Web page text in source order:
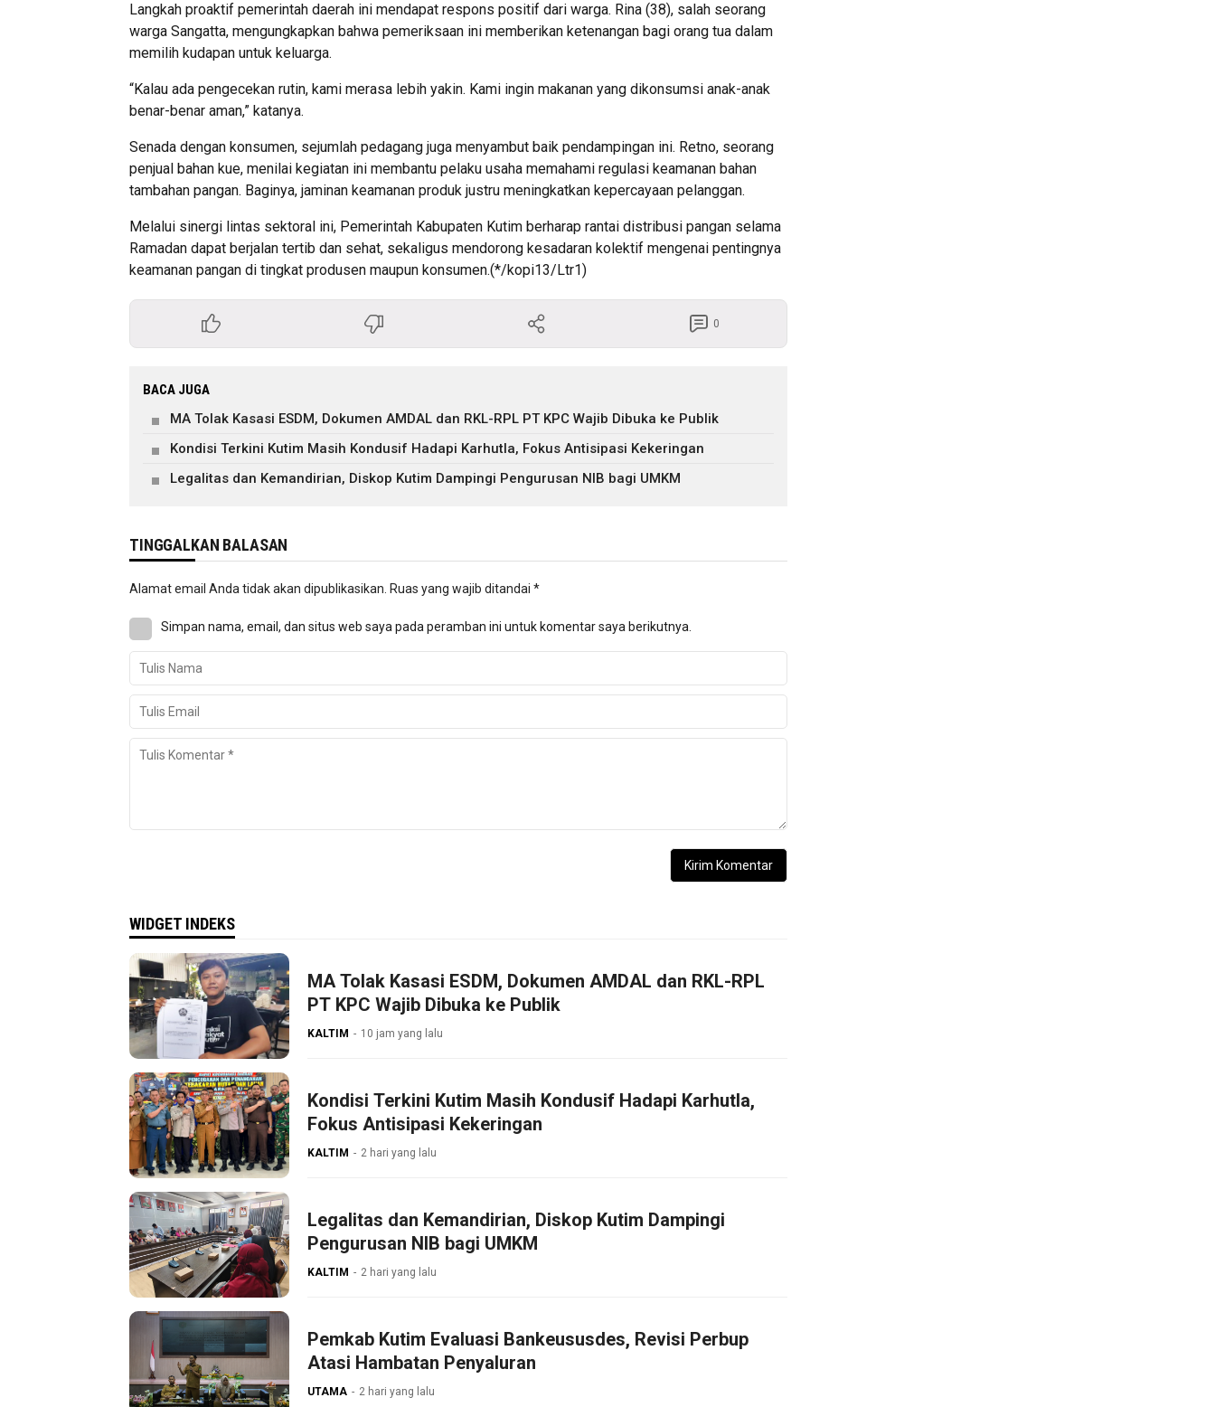
Langkah proaktif pemerintah daerah ini mendapat respons positif dari warga. Rina (38), salah seorang
warga Sangatta, mengungkapkan bahwa pemeriksaan ini memberikan ketenangan bagi orang tua dalam
memilih kudapan untuk keluarga.
“Kalau ada pengecekan rutin, kami merasa lebih yakin. Kami ingin makanan yang dikonsumsi anak-anak
benar-benar aman,” katanya.
Senada dengan konsumen, sejumlah pedagang juga menyambut baik pendampingan ini. Retno, seorang
penjual bahan kue, menilai kegiatan ini membantu pelaku usaha memahami regulasi keamanan bahan
tambahan pangan. Baginya, jaminan keamanan produk justru meningkatkan kepercayaan pelanggan.
Melalui sinergi lintas sektoral ini, Pemerintah Kabupaten Kutim berharap rantai distribusi pangan selama
Ramadan dapat berjalan tertib dan sehat, sekaligus mendorong kesadaran kolektif mengenai pentingnya
keamanan pangan di tingkat produsen maupun konsumen.(*/kopi13/Ltr1)
0
BACA JUGA
MA Tolak Kasasi ESDM, Dokumen AMDAL dan RKL-RPL PT KPC Wajib Dibuka ke Publik
Kondisi Terkini Kutim Masih Kondusif Hadapi Karhutla, Fokus Antisipasi Kekeringan
Legalitas dan Kemandirian, Diskop Kutim Dampingi Pengurusan NIB bagi UMKM
TINGGALKAN BALASAN
Alamat email Anda tidak akan dipublikasikan. Ruas yang wajib ditandai *
Simpan nama, email, dan situs web saya pada peramban ini untuk komentar saya berikutnya.
WIDGET INDEKS
MA Tolak Kasasi ESDM, Dokumen AMDAL dan RKL-RPL
PT KPC Wajib Dibuka ke Publik
KALTIM 10 jam yang lalu
Kondisi Terkini Kutim Masih Kondusif Hadapi Karhutla,
Fokus Antisipasi Kekeringan
KALTIM 2 hari yang lalu
Legalitas dan Kemandirian, Diskop Kutim Dampingi
Pengurusan NIB bagi UMKM
KALTIM 2 hari yang lalu
Pemkab Kutim Evaluasi Bankeususdes, Revisi Perbup
Atasi Hambatan Penyaluran
UTAMA 2 hari yang lalu